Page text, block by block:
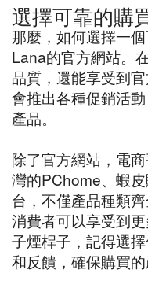
選擇可靠的購
那麼，如何選擇一
Lana的官方網站。
品質，還能享受到
會推出各種促銷活
產品。
除了官方網站，電
灣的PChome、蝦
台，不僅產品種類
消費者可以享受到
子煙桿子，記得選
和反饋，確保購買的